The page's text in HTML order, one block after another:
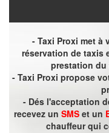
- Taxi Proxi met
réservation de taxis
prestation du
- Taxi Proxi propose
- Dés l'acceptation
recevez un SMSet un
chauffeur qui